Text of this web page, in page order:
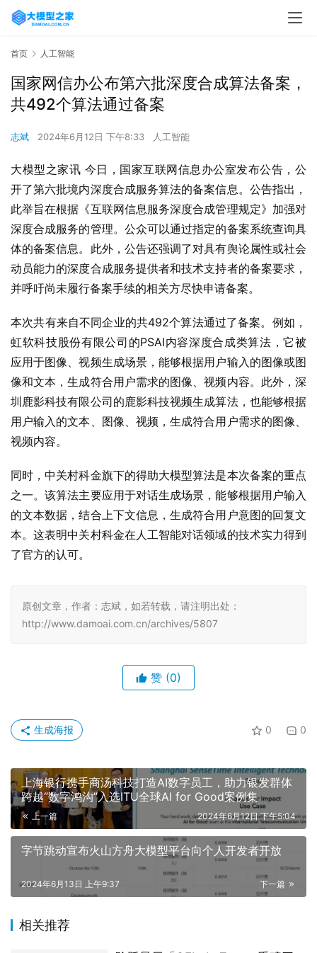
首页 人工智能
国家网信办公布第六批深度合成算法备案，
共492个算法通过备案
志斌 2024年6月12日 下午8:33 人工智能
大模型之家讯 今日，国家互联网信息办公室发布公告，公
开了第六批境内深度合成服务算法的备案信息。公告指出，
此举旨在根据《互联网信息服务深度合成管理规定》加强对
深度合成服务的管理。公众可以通过指定的备案系统查询具
体的备案信息。此外，公告还强调了对具有舆论属性或社会
动员能力的深度合成服务提供者和技术支持者的备案要求，
并呼吁尚未履行备案手续的相关方尽快申请备案。
本次共有来自不同企业的共492个算法通过了备案。例如，
虹软科技股份有限公司的PSAI内容深度合成类算法，它被
应用于图像、视频生成场景，能够根据用户输入的图像或图
像和文本，生成符合用户需求的图像、视频内容。此外，深
圳鹿影科技有限公司的鹿影科技视频生成算法，也能够根据
用户输入的文本、图像、视频，生成符合用户需求的图像、
视频内容。
同时，中关村科金旗下的得助大模型算法是本次备案的重点
之一。该算法主要应用于对话生成场景，能够根据用户输入
的文本数据，结合上下文信息，生成符合用户意图的回复文
本。这表明中关村科金在人工智能对话领域的技术实力得到
了官方的认可。
原创文章，作者：志斌，如若转载，请注明出处：
http://www.damoai.com.cn/archives/5807
赞 (0)
0 0
生成海报
上海银行携手商汤科技打造AI数字员工，助力银发群体
跨越“数字鸿沟”入选ITU全球AI for Good案例集
上一篇 2024年6月12日 下午5:04
字节跳动宣布火山方舟大模型平台向个人开发者开放
下一篇
2024年6月13日 上午9:37
相关推荐